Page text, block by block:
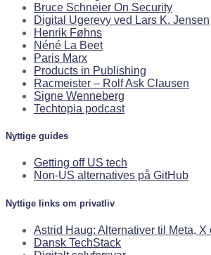
Bruce Schneier On Security
Digital Ugerevy ved Lars K. Jensen
Henrik Føhns
Néné La Beet
Paris Marx
Products in Publishing
Racmeister – Rolf Ask Clausen
Signe Wenneberg
Techtopia podcast
Nyttige guides
Getting off US tech
Non-US alternatives på GitHub
Nyttige links om privatliv
Astrid Haug: Alternativer til Meta, X
Dansk TechStack